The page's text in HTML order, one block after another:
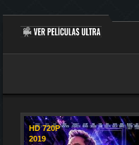
HD 720P
2019